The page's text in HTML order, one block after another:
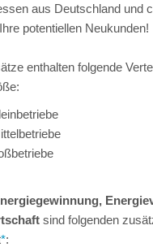
aus Deutschland und
potentiellen Neukunden!
enthalten folgende
sind folgenden
*: